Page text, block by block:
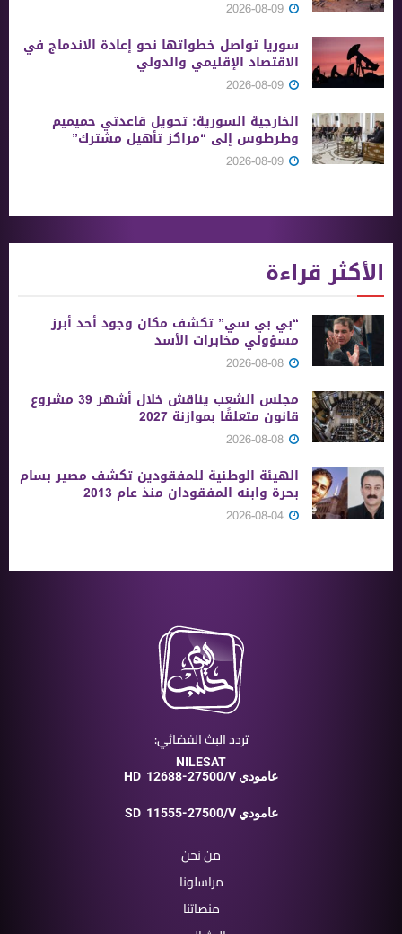
سوريا تواصل خطواتها نحو إعادة الاندماج في
الاقتصاد الإقليمي والدولي
الخارجية السورية: تحويل قاعدتي حميميم
وطرطوس إلى “مراكز تأهيل مشترك”
الأكثر قراءة
“بي بي سي” تكشف مكان وجود أحد أبرز
مسؤولي مخابرات الأسد
مجلس الشعب يناقش خلال أشهر 39 مشروع
قانون متعلقًا بموازنة 2027
الهيئة الوطنية للمفقودين تكشف مصير بسام
بحرة وابنه المفقودان منذ عام 2013
تردد البث الفضائي:
NILESAT
HD
12688-27500/V عامودي
SD 11555-27500/V عامودي
من نحن
مراسلونا
منصاتنا